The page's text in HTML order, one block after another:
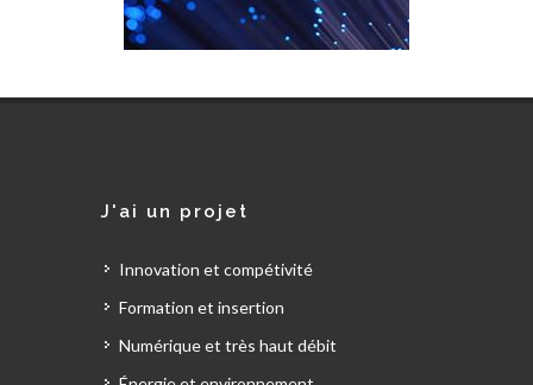
J'ai un projet
Innovation et compétivité
Formation et insertion
Numérique et très haut débit